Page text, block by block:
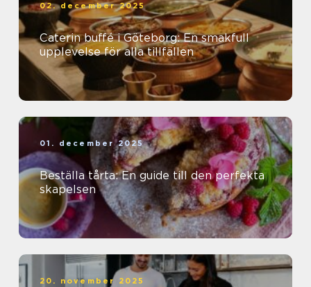
02. december 2025
Caterin buffé i Göteborg: En smakfull
upplevelse för alla tillfällen
01. december 2025
Beställa tårta: En guide till den perfekta
skapelsen
20. november 2025